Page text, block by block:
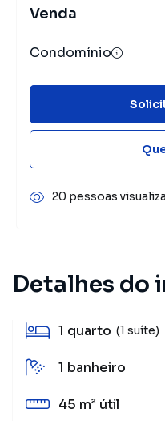
Detalhes do
1 quarto (1 suíte)
1 banheiro
45 m² útil
Venda
Condomínio
20 pessoas